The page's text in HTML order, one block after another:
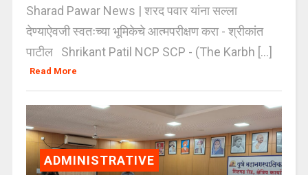
Sharad Pawar News | शरद पवार यांना सल्ला
देण्याऐवजी स्वतःच्या भूमिकेचे आत्मपरीक्षण करा - श्रीकांत
पाटील Shrikant Patil NCP SCP - (The Karbh [...]
Read More
ADMINISTRATIVE